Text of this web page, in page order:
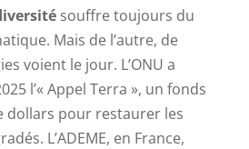
souffre toujours du
Mais de l’autre, de
voient le jour. L’ONU a
l’« Appel Terra », un fonds
dollars pour restaurer les
L’ADEME, en France,